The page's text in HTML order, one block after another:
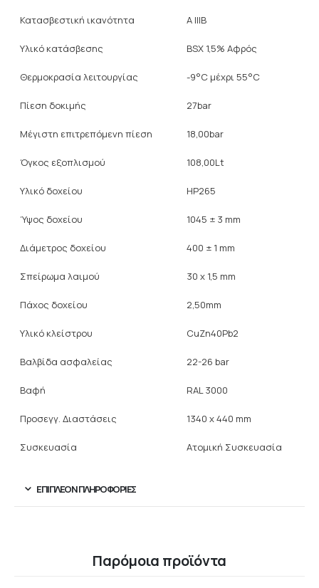
Κατασβεστική ικανότητα A IIIB
Υλικό κατάσβεσης BSX 1,5% Αφρός
Θερμοκρασία λειτουργίας -9°C μέχρι 55°C
Πίεση δοκιμής 27bar
Μέγιστη επιτρεπόμενη πίεση 18,00bar
Όγκος εξοπλισμού 108,00Lt
Υλικό δοχείου HP265
Ύψος δοχείου 1045 ± 3 mm
Διάμετρος δοχείου 400 ± 1 mm
Σπείρωμα λαιμού 30 x 1,5 mm
Πάχος δοχείου 2,50mm
Υλικό κλείστρου CuZn40Pb2
Βαλβίδα ασφαλείας 22-26 bar
Βαφή RAL 3000
Προσεγγ. Διαστάσεις 1340 x 440 mm
Συσκευασία Ατομική Συσκευασία
ΕΠΙΠΛΈΟΝ ΠΛΗΡΟΦΟΡΊΕΣ
Παρόμοια προϊόντα